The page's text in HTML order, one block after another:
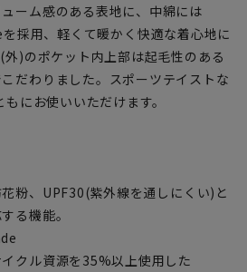
ーム感のある表地に、中綿には
採用、軽くて暖かく快適な着心地に
)のポケット内上部は起毛性のある
だわりました。スポーツテイストな
にお使いいただけます。
粉、UPF30(紫外線を通しにくい)と
る機能。
クル資源を35%以上使用した